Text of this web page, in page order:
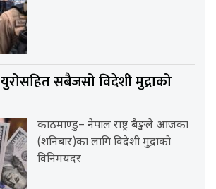
युरोसहित सबैजसो विदेशी मुद्राको
काठमाण्डु– नेपाल राष्ट्र बैङ्कले आजका
(शनिबार)का लागि विदेशी मुद्राको
विनिमयदर